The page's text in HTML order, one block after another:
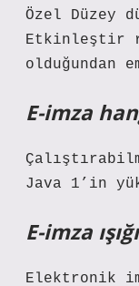
Özel Düzey
Etkinleştir
olduğundan
E-imza
Java 1’in
E-imza
Elektronik